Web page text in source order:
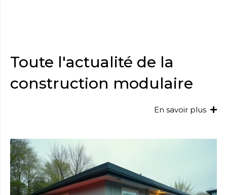
Toute l'actualité de la
construction modulaire
En savoir plus